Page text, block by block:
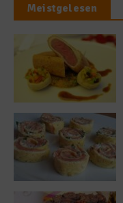
Meistgelesen